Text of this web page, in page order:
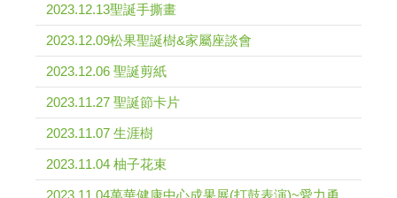
2023.12.13聖誕手撕畫
2023.12.09松果聖誕樹&家屬座談會
2023.12.06 聖誕剪紙
2023.11.27 聖誕節卡片
2023.11.07 生涯樹
2023.11.04 柚子花束
2023.11.04萬華健康中心成果展(打鼓表演)~愛力勇